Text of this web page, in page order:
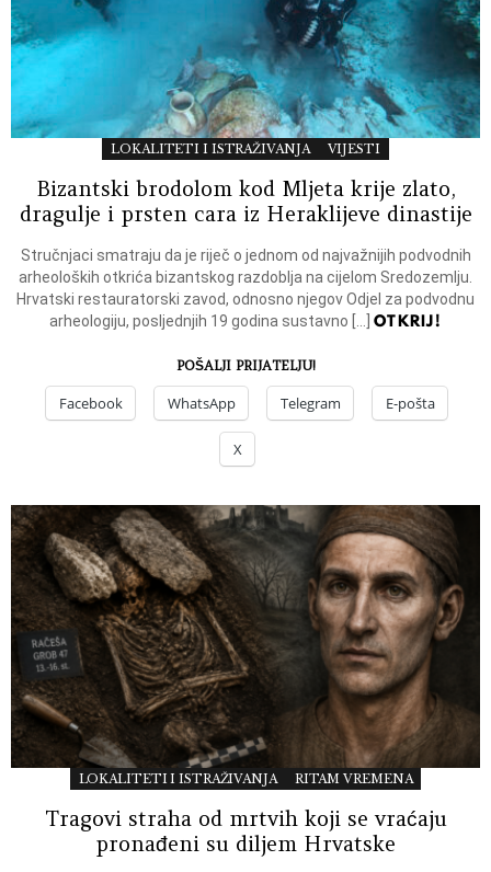
LOKALITETI I ISTRAŽIVANJA VIJESTI
Bizantski brodolom kod Mljeta krije zlato,
dragulje i prsten cara iz Heraklijeve dinastije
Stručnjaci smatraju da je riječ o jednom od najvažnijih podvodnih
arheoloških otkrića bizantskog razdoblja na cijelom Sredozemlju.
Hrvatski restauratorski zavod, odnosno njegov Odjel za podvodnu
arheologiju, posljednjih 19 godina sustavno […] OTKRIJ!
POŠALJI PRIJATELJU!
Facebook WhatsApp Telegram E-pošta
X
LOKALITETI I ISTRAŽIVANJA RITAM VREMENA
Tragovi straha od mrtvih koji se vraćaju
pronađeni su diljem Hrvatske